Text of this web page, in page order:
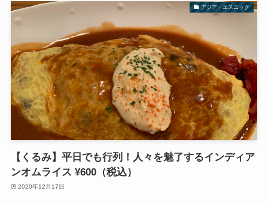
アジア・エスニック
【くるみ】平日でも行列！人々を魅了するインディア
ンオムライス ¥600（税込）
2020年12月17日